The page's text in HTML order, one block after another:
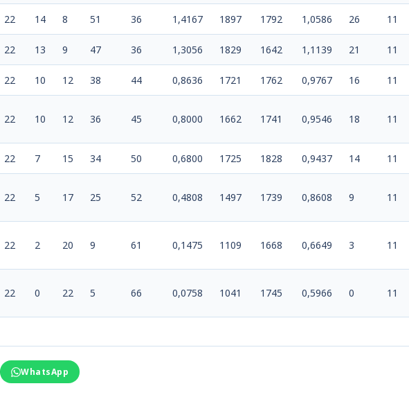
22 14 8 51 36 1,4167 1897 1792 1,0586 26 11
22 13 9 47 36 1,3056 1829 1642 1,1139 21 11
22 10 12 38 44 0,8636 1721 1762 0,9767 16 11
22 10 12 36 45 0,8000 1662 1741 0,9546 18 11
22 7 15 34 50 0,6800 1725 1828 0,9437 14 11
22 5 17 25 52 0,4808 1497 1739 0,8608 9 11
22 2 20 9 61 0,1475 1109 1668 0,6649 3 11
22 0 22 5 66 0,0758 1041 1745 0,5966 0 11
WhatsApp